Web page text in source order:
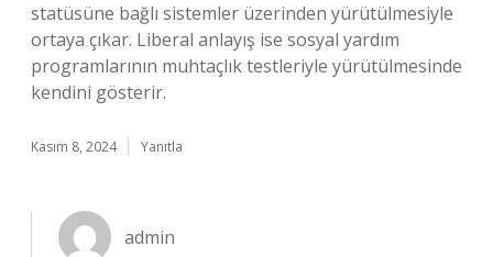
statüsüne bağlı sistemler üzerinden yürütülmesiyle
ortaya çıkar. Liberal anlayış ise sosyal yardım
programlarının muhtaçlık testleriyle yürütülmesinde
kendini gösterir.
Kasım 8, 2024 Yanıtla
admin